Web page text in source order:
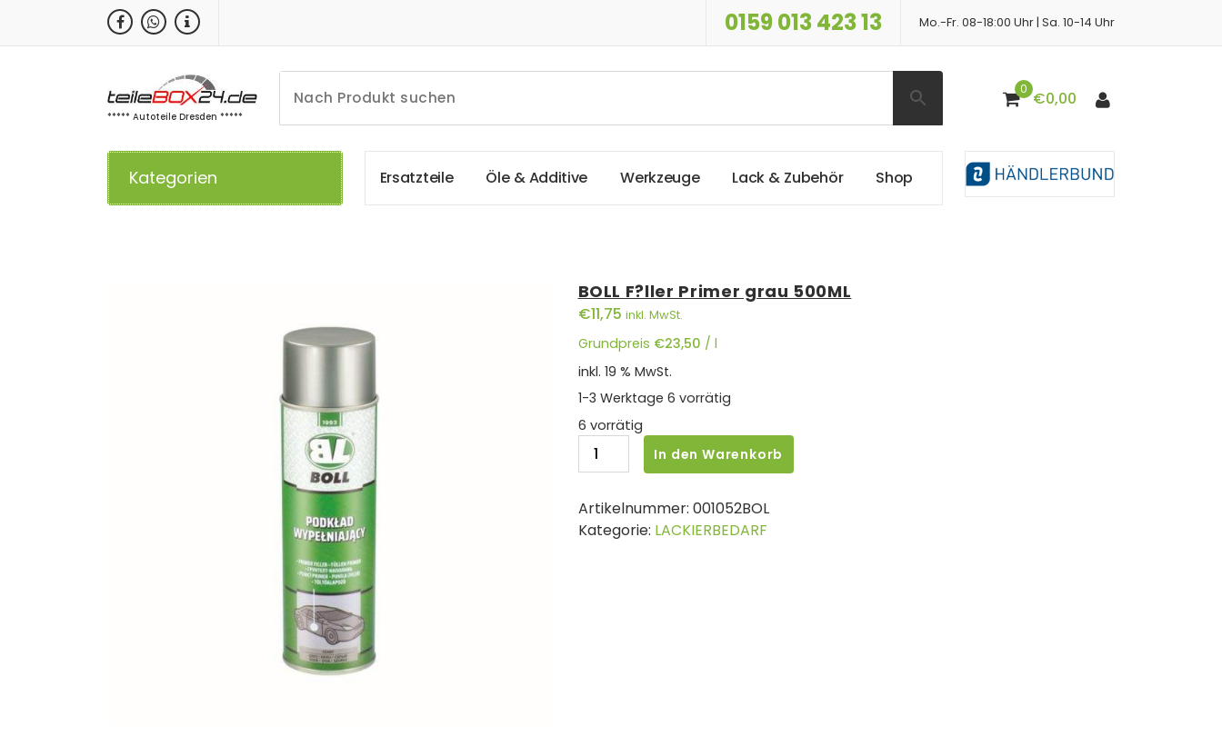
0159 013 423 13 Mo.-Fr. 08-18:00 Uhr | Sa. 10-14 Uhr
***** Autoteile Dresden *****
0 €0,00
Kategorien Ersatzteile Öle &Additive Werkzeuge Lack & Zubehör Shop
BOLL F?ller Primer grau 500ML
€11,75 inkl. MwSt.
Grundpreis €23,50 / l
inkl. 19 % MwSt.
1-3 Werktage 6 vorrätig
6 vorrätig
BOLL
F?
Primer
grau
In den Warenkorb
Artikelnummer: 001052BOL
Kategorie: LACKIERBEDARF